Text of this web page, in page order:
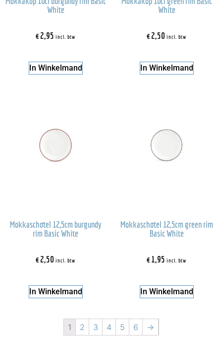
White
€2,95 incl. btw
In Winkelmand
White
€2,50 incl. btw
In Winkelmand
Mokkaschotel 12,5cm burgundy
rim Basic White
€2,50 incl. btw
In Winkelmand
Mokkaschotel 12,5cm green rim
Basic White
€1,95 incl. btw
In Winkelmand
1 2 3 4 5 6 →